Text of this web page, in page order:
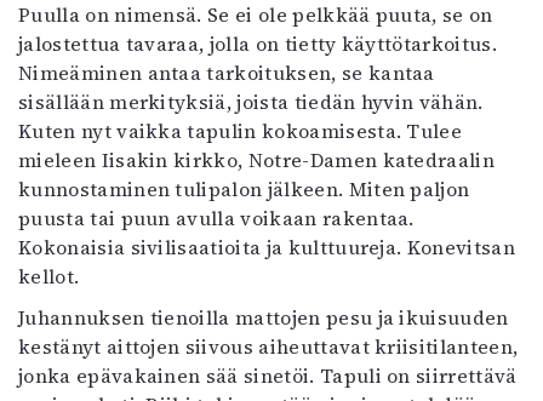
Puulla on nimensä. Se ei ole pelkkää puuta, se on
jalostettua tavaraa, jolla on tietty käyttötarkoitus.
Nimeäminen antaa tarkoituksen, se kantaa
sisällään merkityksiä, joista tiedän hyvin vähän.
Kuten nyt vaikka tapulin kokoamisesta. Tulee
mieleen Iisakin kirkko, Notre-Damen katedraalin
kunnostaminen tulipalon jälkeen. Miten paljon
puusta tai puun avulla voikaan rakentaa.
Kokonaisia sivilisaatioita ja kulttuureja. Konevitsan
kellot.
Juhannuksen tienoilla mattojen pesu ja ikuisuuden
kestänyt aittojen siivous aiheuttavat kriisitilanteen,
jonka epävakainen sää sinetöi. Tapuli on siirrettävä